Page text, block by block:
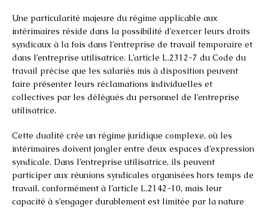
Une particularité majeure du régime applicable aux
intérimaires réside dans la possibilité d’exercer leurs droits
syndicaux à la fois dans l’entreprise de travail temporaire et
dans l’entreprise utilisatrice. L’article L.2312-7 du Code du
travail précise que les salariés mis à disposition peuvent
faire présenter leurs réclamations individuelles et
collectives par les délégués du personnel de l’entreprise
utilisatrice.
Cette dualité crée un régime juridique complexe, où les
intérimaires doivent jongler entre deux espaces d’expression
syndicale. Dans l’entreprise utilisatrice, ils peuvent
participer aux réunions syndicales organisées hors temps de
travail, conformément à l’article L.2142-10, mais leur
capacité à s’engager durablement est limitée par la nature